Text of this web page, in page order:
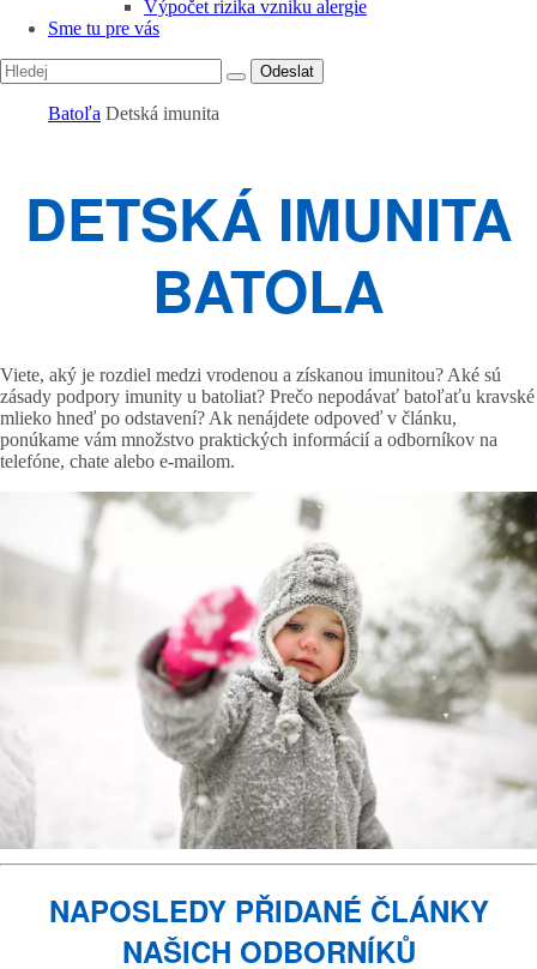
Výpočet rizika vzniku alergie
Sme tu pre vás
Odeslat
Batoľa Detská imunita
DETSKÁ IMUNITA
BATOLA
Viete, aký je rozdiel medzi vrodenou a získanou imunitou? Aké sú
zásady podpory imunity u batoliat? Prečo nepodávať batoľaťu kravské
mlieko hneď po odstavení? Ak nenájdete odpoveď v článku,
ponúkame vám množstvo praktických informácií a odborníkov na
telefóne, chate alebo e-mailom.
NAPOSLEDY PŘIDANÉ ČLÁNKY
NAŠICH ODBORNÍKŮ